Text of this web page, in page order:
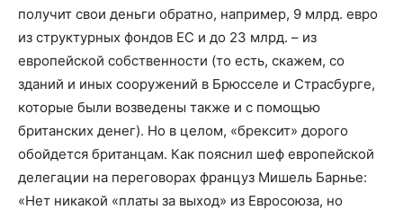
получит свои деньги обратно, например, 9 млрд. евро
из структурных фондов ЕС и до 23 млрд. – из
европейской собственности (то есть, скажем, со
зданий и иных сооружений в Брюсселе и Страсбурге,
которые были возведены также и с помощью
британских денег). Но в целом, «брексит» дорого
обойдется британцам. Как пояснил шеф европейской
делегации на переговорах француз Мишель Барнье:
«Нет никакой «платы за выход» из Евросоюза, но